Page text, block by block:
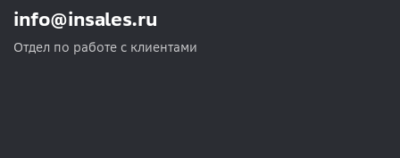
info@insales.ru
Отдел по работе с клиентами